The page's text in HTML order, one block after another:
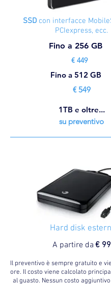
SSD con interfacce
PCIexpress, ecc.
Fino a 256 GB
€ 449
Fino a 512 GB
€ 549
1TB e oltre...
su preventivo
Hard disk
A partire da € 99
Il preventivo è sempre gratuito e
ore. Il costo viene calcolato
al guasto. Nessun costo